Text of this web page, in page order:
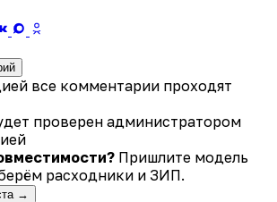
все комментарии проходят
проверен администратором
Пришлите модель
расходники и ЗИП.
→